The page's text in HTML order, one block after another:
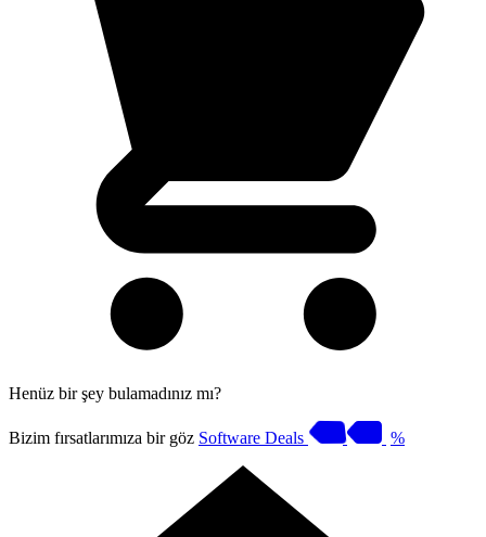
Henüz bir şey bulamadınız mı?
Bizim fırsatlarımıza bir göz Software Deals %